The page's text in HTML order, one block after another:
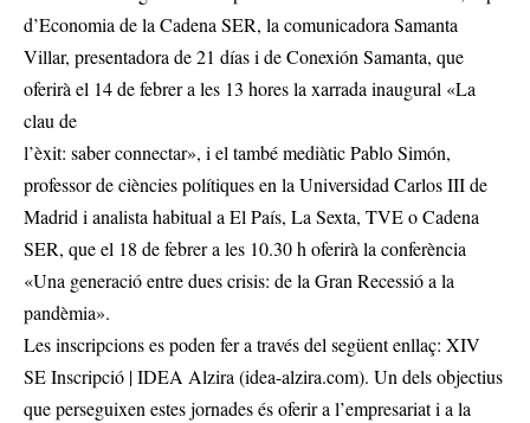
d’Economia de la Cadena SER, la comunicadora Samanta
Villar, presentadora de 21 días i de Conexión Samanta, que
oferirà el 14 de febrer a les 13 hores la xarrada inaugural «La
clau de
l’èxit: saber connectar», i el també mediàtic Pablo Simón,
professor de ciències polítiques en la Universidad Carlos III de
Madrid i analista habitual a El País, La Sexta, TVE o Cadena
SER, que el 18 de febrer a les 10.30 h oferirà la conferència
«Una generació entre dues crisis: de la Gran Recessió a la
pandèmia».
Les inscripcions es poden fer a través del següent enllaç: XIV
SE Inscripció | IDEA Alzira (idea-alzira.com). Un dels objectius
que perseguixen estes jornades és oferir a l’empresariat i a la